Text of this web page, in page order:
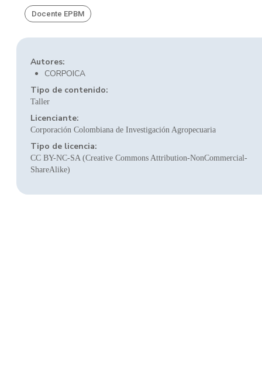
Docente EPBM
Autores:
CORPOICA
Tipo de contenido:
Taller
Licenciante:
Corporación Colombiana de Investigación Agropecuaria
Tipo de licencia:
CC BY-NC-SA (Creative Commons Attribution-NonCommercial-
ShareAlike)